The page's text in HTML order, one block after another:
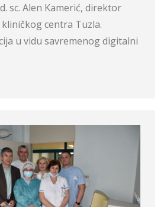
sc. Alen Kamerić, direktor
centra Tuzla.
u vidu savremenog digitalni